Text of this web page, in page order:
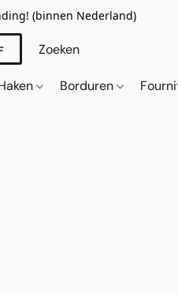
(binnen Nederland)
Borduren